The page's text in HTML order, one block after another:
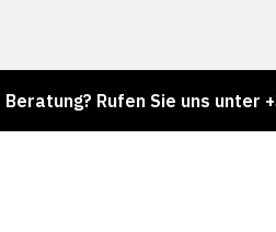
Rufen Sie uns unter +31 85